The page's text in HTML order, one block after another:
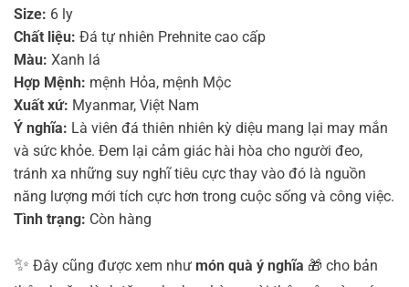
800.000₫.là:
Size: 6 ly
Chất liệu: Đá tự nhiên Prehnite cao cấp
Màu: Xanh lá
Hợp Mệnh: mệnh Hỏa, mệnh Mộc
Xuất xứ: Myanmar, Việt Nam
Ý nghĩa: Là viên đá thiên nhiên kỳ diệu mang lại may mắn
và sức khỏe. Đem lại cảm giác hài hòa cho người đeo,
tránh xa những suy nghĩ tiêu cực thay vào đó là nguồn
năng lượng mới tích cực hơn trong cuộc sống và công việc.
Tình trạng: Còn hàng
✨ Đây cũng được xem như món quà ý nghĩa 🎁 cho bản